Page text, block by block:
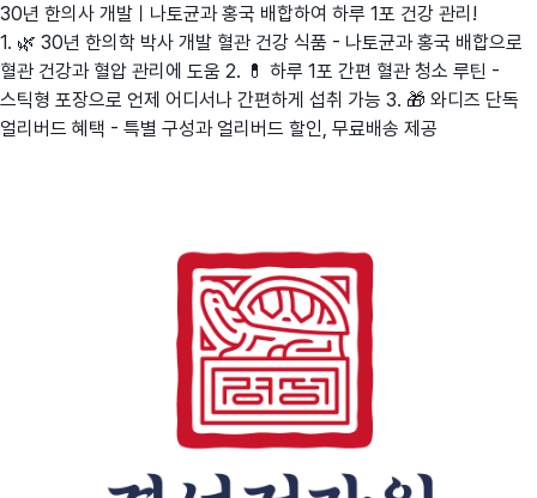
30년 한의사 개발ㅣ나토균과 홍국 배합하여 하루 1포 건강 관리!
1. 🌿 30년 한의학 박사 개발 혈관 건강 식품 - 나토균과 홍국 배합으로
혈관 건강과 혈압 관리에 도움 2. 💊 하루 1포 간편 혈관 청소 루틴 -
스틱형 포장으로 언제 어디서나 간편하게 섭취 가능 3. 🎁 와디즈 단독
얼리버드 혜택 - 특별 구성과 얼리버드 할인, 무료배송 제공